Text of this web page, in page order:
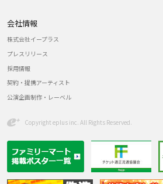
会社情報
株式会社イープラス
プレスリリース
採用情報
契約・提携アーティスト
公演企画制作・レーベル
Copyright eplus inc. All Rights Reserved.